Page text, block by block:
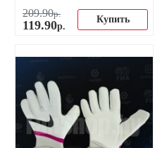
209.90р.
119.90р.
Купить